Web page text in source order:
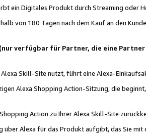
ein Digitales Produkt durch Streaming oder
von 180 Tagen nach dem Kauf an den
verfügbar für Partner, die eine
Skill-Site nutzt, führt eine Alexa-
Alexa Shopping Action-Sitzung, die
Action zu Ihrer Alexa Skill-Site
Alexa für das Produkt aufgibt, das Sie mit